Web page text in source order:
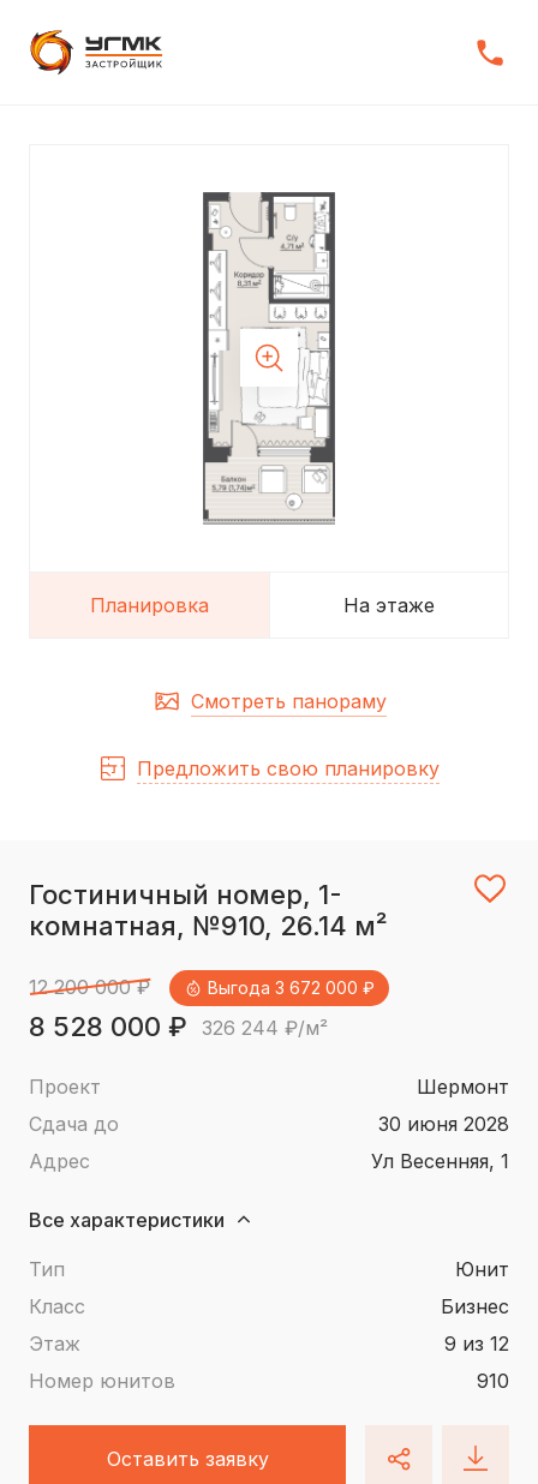
Планировка На этаже
Смотреть панораму
Предложить свою планировку
Гостиничный номер, 1-
комнатная, №910, 26.14 м²
12 200 000 ₽ Выгода 3 672 000 ₽
8 528 000 ₽ 326 244 ₽/м²
Проект
Шермонт
Сдача до
30 июня 2028
Адрес
ул Весенняя, 1
Все характеристики
Тип
юнит
Класс
Бизнес
Этаж
9 из 12
Номер юнитов
910
Оставить заявку